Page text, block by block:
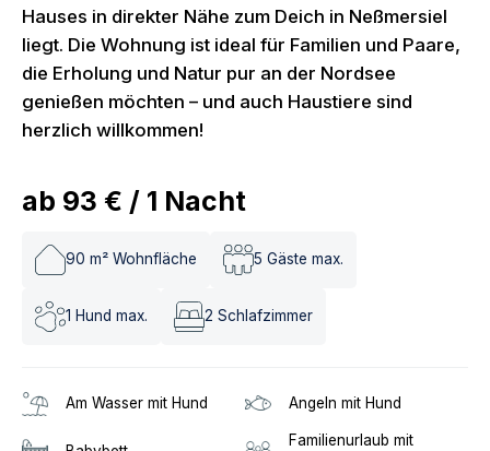
Hauses in direkter Nähe zum Deich in Neßmersiel
liegt. Die Wohnung ist ideal für Familien und Paare,
die Erholung und Natur pur an der Nordsee
genießen möchten – und auch Haustiere sind
herzlich willkommen!
ab 93 € / 1 Nacht
90 m² Wohnfläche 5 Gäste max.
1 Hund max. 2 Schlafzimmer
Am Wasser mit Hund Angeln mit Hund
Familienurlaub mit